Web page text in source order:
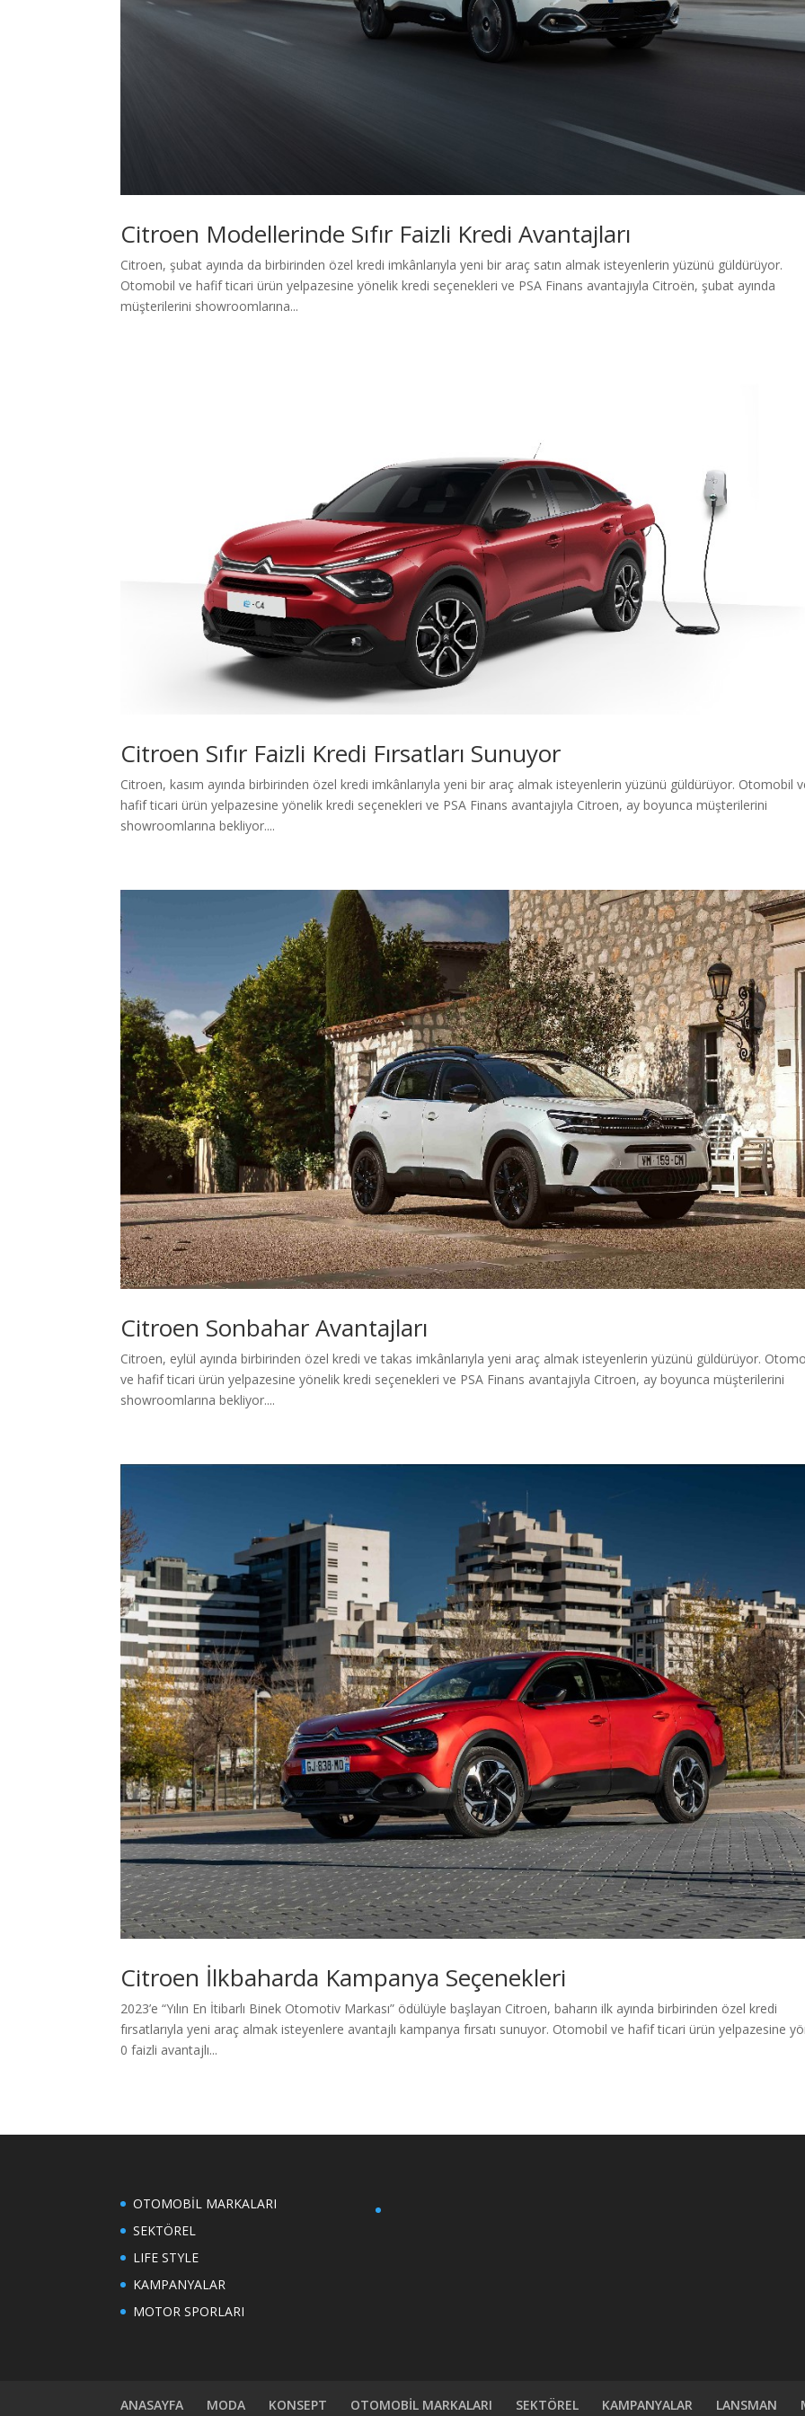
Citroen Modellerinde Sıfır Faizli Kredi Avantajları
Citroen, şubat ayında da birbirinden özel kredi imkânlarıyla yeni bir araç satın almak isteyenlerin yüzünü güldürüyor.
Otomobil ve hafif ticari ürün yelpazesine yönelik kredi seçenekleri ve PSA Finans avantajıyla Citroën, şubat ayında
müşterilerini showroomlarına...
Citroen Sıfır Faizli Kredi Fırsatları Sunuyor
Citroen, kasım ayında birbirinden özel kredi imkânlarıyla yeni bir araç almak isteyenlerin yüzünü güldürüyor. Otomobil
hafif ticari ürün yelpazesine yönelik kredi seçenekleri ve PSA Finans avantajıyla Citroen, ay boyunca müşterilerini
showroomlarına bekliyor....
Citroen Sonbahar Avantajları
Citroen, eylül ayında birbirinden özel kredi ve takas imkânlarıyla yeni araç almak isteyenlerin yüzünü güldürüyor.
ve hafif ticari ürün yelpazesine yönelik kredi seçenekleri ve PSA Finans avantajıyla Citroen, ay boyunca müşterilerini
showroomlarına bekliyor....
Citroen İlkbaharda Kampanya Seçenekleri
2023’e “Yılın En İtibarlı Binek Otomotiv Markası” ödülüyle başlayan Citroen, baharın ilk ayında birbirinden özel kredi
fırsatlarıyla yeni araç almak isteyenlere avantajlı kampanya fırsatı sunuyor. Otomobil ve hafif ticari ürün yelpazesine
0 faizli avantajlı...
OTOMOBİL MARKALARI
SEKTÖREL
LIFE STYLE
KAMPANYALAR
MOTOR SPORLARI
ANASAYFA MODA KONSEPT OTOMOBİL MARKALARI SEKTÖREL KAMPANYALAR LANSMAN